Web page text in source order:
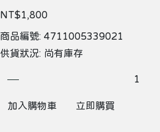
NT$1,800
商品編號: 4711005339021
供貨狀況: 尚有庫存
加入購物車 立即購買